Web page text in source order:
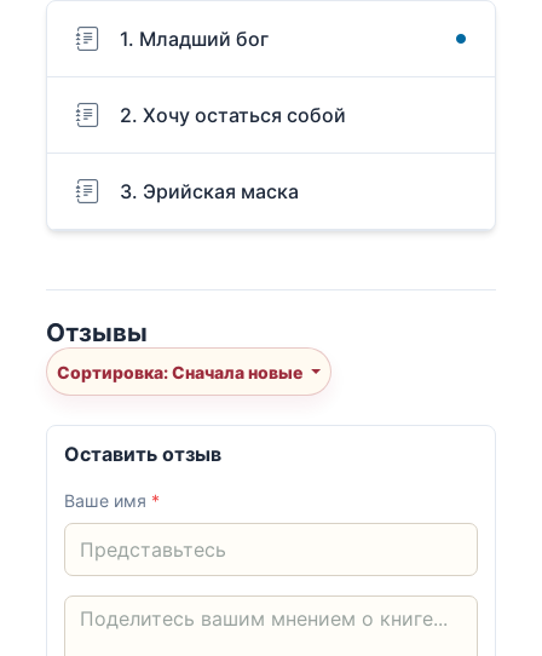
1. Младший бог
2. Хочу остаться собой
3. Эрийская маска
Отзывы
Сортировка: Сначала новые
Оставить отзыв
Ваше имя *